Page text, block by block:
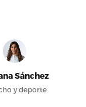
Sánchez
y deporte